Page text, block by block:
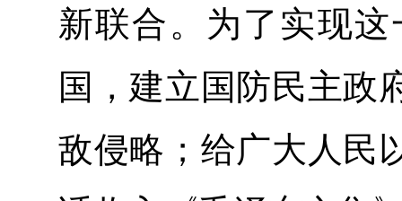
新联合。为了实现
国，建立国防民主政
敌侵略；给广大人民